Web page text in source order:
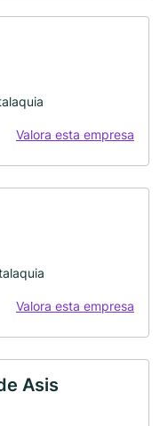
Valora esta empresa
Valora esta empresa
Asis